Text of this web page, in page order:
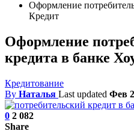
Оформление
Кредит
Оформление
кредита в банке
Кредитование
By Наталья Last updated Фев
0 2 082
Share